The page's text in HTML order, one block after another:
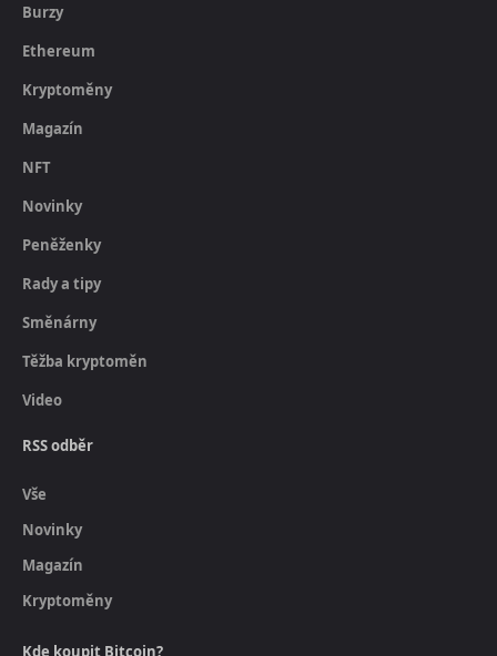
Burzy
Ethereum
Kryptoměny
Magazín
NFT
Novinky
Peněženky
Rady a tipy
Směnárny
Těžba kryptoměn
Video
RSS odběr
Vše
Novinky
Magazín
Kryptoměny
Kde koupit Bitcoin?